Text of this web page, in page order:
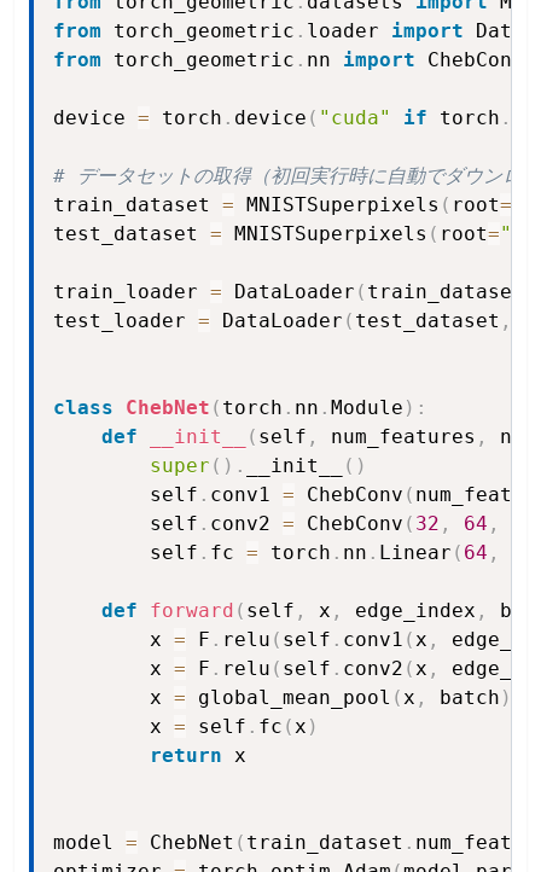
from torch_geometric . loader import
from torch_geometric . nn import ChebConv
device = torch . device ( "cuda" if torch .
# データセットの取得（初回実行時に自動でダウンロ
train_dataset = MNISTSuperpixels ( root=
test_dataset = MNISTSuperpixels ( root=
train_loader = DataLoader ( train_dataset
test_loader = DataLoader ( test_dataset ,
class ChebNet ( torch . nn . Module ) :
def
__init__ ( self , num_features ,
super ( ) . __init__ ( )
        self
. conv1 = ChebConv (
        self
. conv2 = ChebConv ( 32 , 64 ,
        self
. fc = torch . nn . Linear ( 64 ,
def forward ( self , x , edge_index ,
        x
= F . relu ( self . conv1 (x ,
        x
= F . relu ( self . conv2 (x ,
        x
= global_mean_pool (x , batch )
        x
= self . fc (x )
return x
model = ChebNet ( train_dataset .